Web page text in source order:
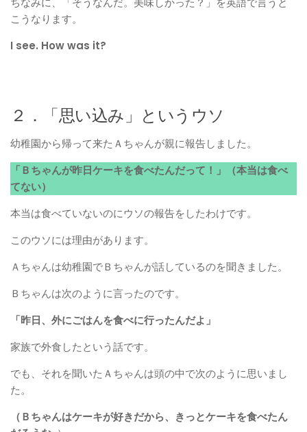
こうなります。
I see. How was it?
２．「思い込み」というウソ
幼稚園から帰って来たＡちゃんが親に報告しました。
「Ｂちゃんが昨日ケーキを食べたんだって！」（本当は食べ
てない）
本当は食べていないのにウソの報告をしたわけです。
このウソには理由があります。
Ａちゃんは幼稚園でＢちゃんが話しているのを聞きました。
Ｂちゃんは次のように言ったのです。
「昨日、外にごはんを食べに行ったんだよ」
家族で外食したという話です。
でも、それを聞いたＡちゃんは頭の中で次のように思いまし
た。
（Ｂちゃんはケーキが好きだから、きっとケーキを食べたん